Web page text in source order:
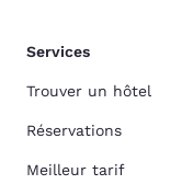
Services
Trouver un hôtel
Réservations
Meilleur tarif